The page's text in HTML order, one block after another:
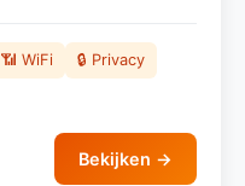
📶 WiFi
🔒 Privacy
Bekijken →